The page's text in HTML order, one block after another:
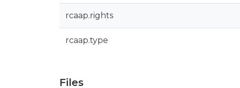
rcaap.rights
rcaap.type
Files